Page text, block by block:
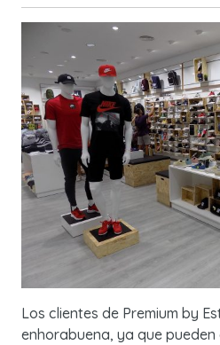
Los clientes de Premium by
enhorabuena, ya que